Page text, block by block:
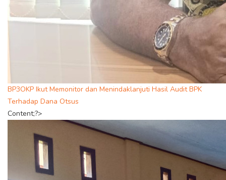
BP3OKP Ikut Memonitor dan Menindaklanjuti Hasil Audit BPK
Terhadap Dana Otsus
Content;?>